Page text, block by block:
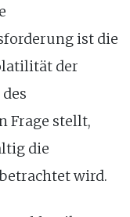
ist die
der
Frage stellt,
die
wird.